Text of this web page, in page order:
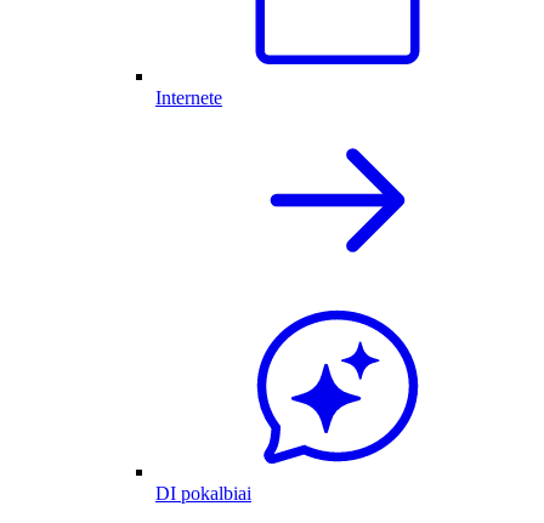
Internete
DI pokalbiai